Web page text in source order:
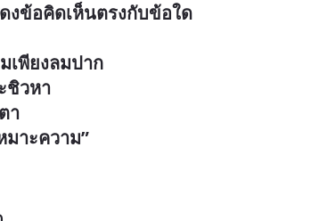
งข้อคิดเห็นตรงกับข้อใด
ชิวหา
เมตตา
มาะความ”